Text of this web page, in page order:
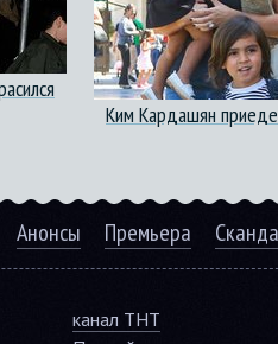
Ким Кардашян
Анонсы Премьера
канал ТНТ